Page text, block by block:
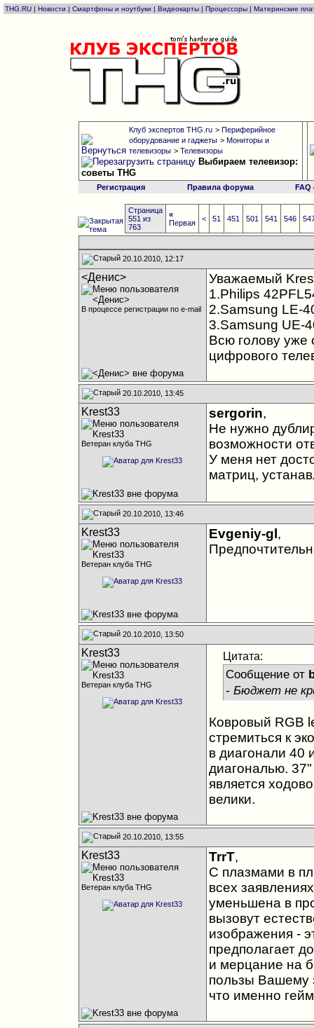
THG.RU | Новости | Смартфоны и ноутбуки | Видеокарты | Процессоры | Материнские
Клуб экспертов THG.ru > Периферийное
оборудование и гаджеты > Мониторы и
телевизоры > Телевизоры
Выбираем телевизор:
советы THG
Регистрация Правила форума
Страница
551 из
763
«
Первая
< 51 451 501 541 546
20.10.2010, 12:17
<Денис>
В процессе регистрации по e-mail
Уважаемый
1.Philips
2.Samsung LE-
3.Samsung UE-
Всю голову уже
цифрового
20.10.2010, 13:45
Krest33
Ветеран клуба THG
sergorin,
Не нужно
возможности
У меня нет
матриц,
20.10.2010, 13:46
Krest33
Ветеран клуба THG
Evgeniy-gl ,
20.10.2010, 13:50
Krest33
Ветеран клуба THG
Цитата:
Сообщение от
- Бюджет не
Ковровый RGB
стремиться к
в диагонали 40
диагональю. 37"
является
велики.
20.10.2010, 13:55
Krest33
Ветеран клуба THG
TrrT,
С плазмами в
всех
уменьшена в
вызовут
изображения -
предполагает
и мерцание на
пользы Вашему
что именно